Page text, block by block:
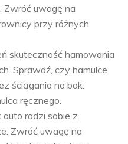
Zwróć uwagę na
przy różnych
skuteczność hamowania
Sprawdź, czy hamulce
ściągania na bok.
ręcznego.
auto radzi sobie z
Zwróć uwagę na